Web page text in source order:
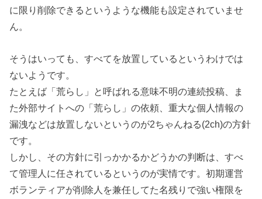
に限り削除できるというような機能も設定されていませ
ん。
そうはいっても、すべてを放置しているというわけでは
ないようです。
たとえば「荒らし」と呼ばれる意味不明の連続投稿、ま
た外部サイトへの「荒らし」の依頼、重大な個人情報の
漏洩などは放置しないというのが2ちゃんねる(2ch)の方針
です。
しかし、その方針に引っかかるかどうかの判断は、すべ
て管理人に任されているというのが実情です。初期運営
ボランティアが削除人を兼任してた名残りで強い権限を